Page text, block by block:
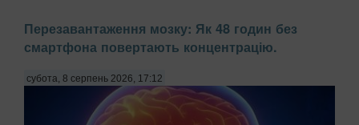
Перезавантаження мозку: Як 48 годин без
смартфона повертають концентрацію.
субота, 8 серпень 2026, 17:12